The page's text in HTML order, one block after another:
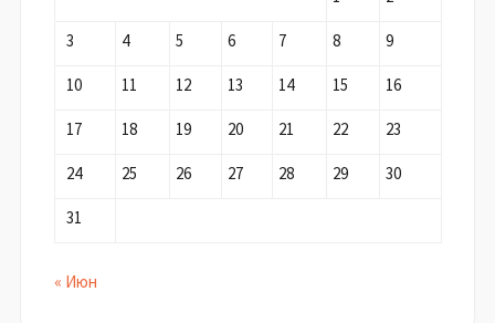
3 4 5 6 7 8 9
10 11 12 13 14 15 16
17 18 19 20 21 22 23
24 25 26 27 28 29 30
31
« Июн